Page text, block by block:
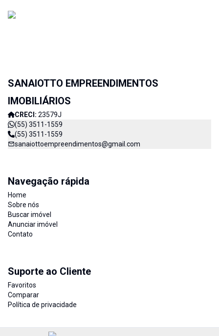
SANAIOTTO EMPREENDIMENTOS
IMOBILIÁRIOS
CRECI: 23579J
(55) 3511-1559
(55) 3511-1559
sanaiottoempreendimentos@gmail.com
Navegação rápida
Home
Sobre nós
Buscar imóvel
Anunciar imóvel
Contato
Suporte ao Cliente
Favoritos
Comparar
Política de privacidade